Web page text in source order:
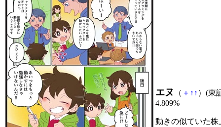
エヌ （ ＋ ↑ ↑ ）(東
4.809%
動きの似ていた